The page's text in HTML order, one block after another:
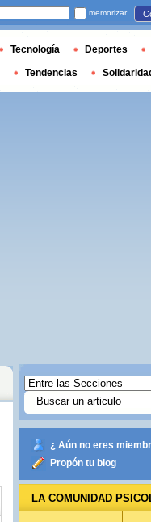
¿ Aún no eres
Propón tu blog
LA COMUNIDAD
memorizar
Tecnología Deportes
Tendencias